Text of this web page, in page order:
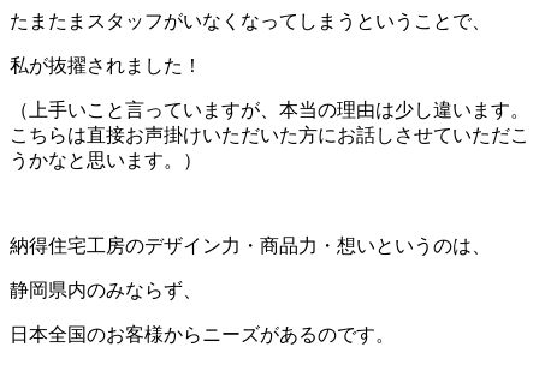
たまたまスタッフがいなくなってしまうということで、
私が抜擢されました！
（上手いこと言っていますが、本当の理由は少し違います。
こちらは直接お声掛けいただいた方にお話しさせていただこ
うかなと思います。）
納得住宅工房のデザイン力・商品力・想いというのは、
静岡県内のみならず、
日本全国のお客様からニーズがあるのです。